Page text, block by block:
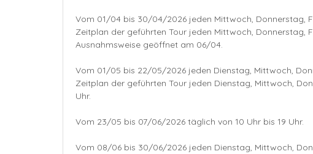
Vom 01/04 bis 30/04/2026 jeden Mittwoch, Donnerstag,
Zeitplan der geführten Tour jeden Mittwoch, Donnerstag,
Ausnahmsweise geöffnet am 06/04.
Vom 01/05 bis 22/05/2026 jeden Dienstag, Mittwoch,
Zeitplan der geführten Tour jeden Dienstag, Mittwoch,
Uhr.
Vom 23/05 bis 07/06/2026 täglich von 10 Uhr bis 19 Uhr.
Vom 08/06 bis 30/06/2026 jeden Dienstag, Mittwoch,